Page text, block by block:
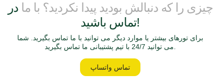
چیزی را که دنبالش بودید پیدا نکردید؟ با مادر
تماس باشید!
برای تورهای بیشتر یا موارد دیگر می توانید با ما تماس بگیرید. شما
می توانید 24/7 با تیم پشتیبانی ما تماس بگیرید.
تماس واتساپ